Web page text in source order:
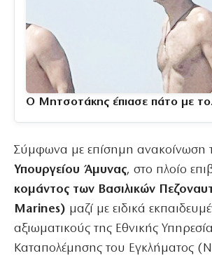
Ο Μητσοτάκης έπιασε πάτο με
Σύμφωνα με επίσημη ανακοίνωση
Υπουργείου Άμυνας, στο πλοίο
κομάντος των Βασιλικών
Marines) μαζί με ειδικά
αξιωματικούς της Εθνικής
Καταπολέμησης του Εγκλήματος